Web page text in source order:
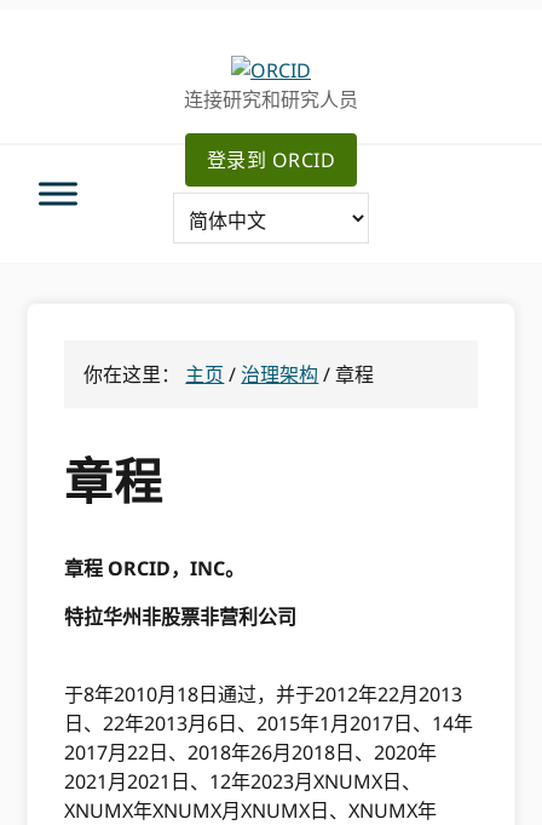
连接研究和研究人员
登录到 ORCID
你在这里： 主页 / 治理架构 /章程
章程
章程 ORCID，INC。
特拉华州非股票非营利公司
于8年2010月18日通过，并于2012年22月2013
日、22年2013月6日、2015年1月2017日、14年
2017月22日、2018年26月2018日、2020年
2021月2021日、12年2023月XNUMX日、
XNUMX年XNUMX月XNUMX日、XNUMX年